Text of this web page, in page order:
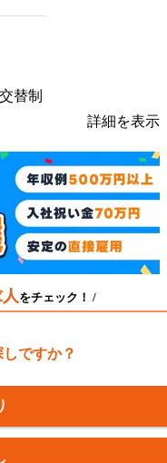
替制
詳細を表示
をチェック！ /
ですか？